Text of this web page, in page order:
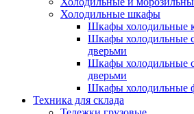
Холодильные шкафы
Шкафы холодильные
Шкафы холодильные
дверьми
Шкафы холодильные
дверьми
Шкафы холодильные
Техника для склада